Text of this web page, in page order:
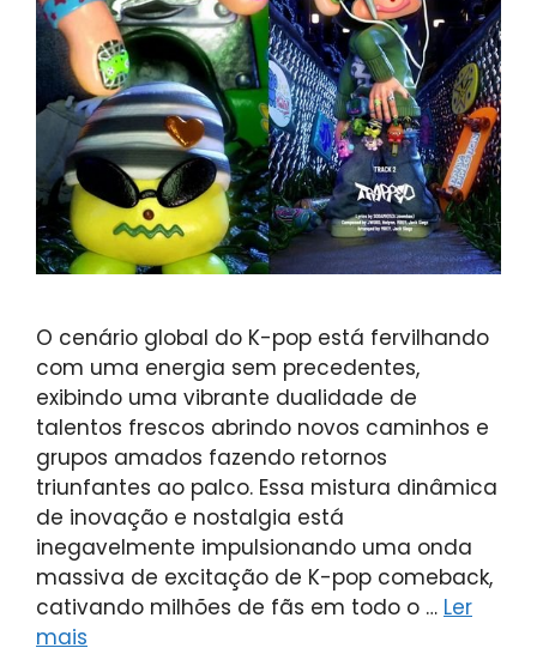
O cenário global do K-pop está fervilhando
com uma energia sem precedentes,
exibindo uma vibrante dualidade de
talentos frescos abrindo novos caminhos e
grupos amados fazendo retornos
triunfantes ao palco. Essa mistura dinâmica
de inovação e nostalgia está
inegavelmente impulsionando uma onda
massiva de excitação de K-pop comeback,
cativando milhões de fãs em todo o … Ler
mais